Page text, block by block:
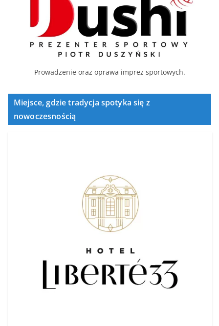
Prowadzenie oraz oprawa imprez sportowych.
Miejsce, gdzie tradycja spotyka się z
nowoczesnością